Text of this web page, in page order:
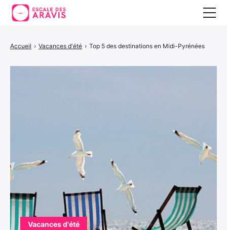
Vacances d'été
Accueil › Vacances d'été › Top 5 des destinations en Midi-Pyrénées